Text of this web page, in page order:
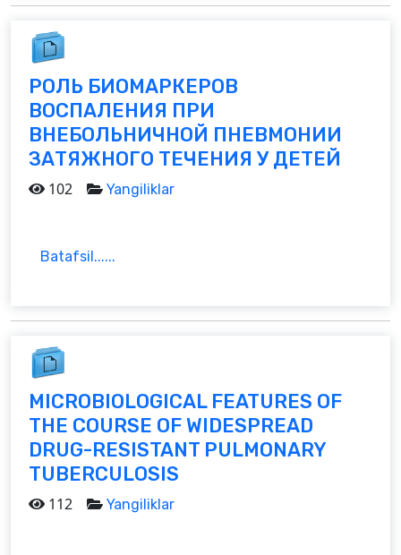
РОЛЬ БИОМАРКЕРОВ
ВОСПАЛЕНИЯ ПРИ
ВНЕБОЛЬНИЧНОЙ ПНЕВМОНИИ
ЗАТЯЖНОГО ТЕЧЕНИЯ У ДЕТЕЙ
102 Yangiliklar
Batafsil......
MICROBIOLOGICAL FEATURES OF
THE COURSE OF WIDESPREAD
DRUG-RESISTANT PULMONARY
TUBERCULOSIS
112 Yangiliklar